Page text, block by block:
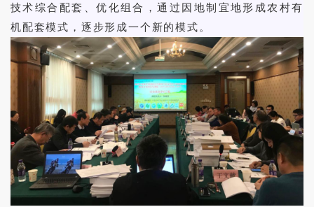
技术综合配套、优化组合，通过因地制宜地形成农村有
机配套模式，逐步形成一个新的模式。